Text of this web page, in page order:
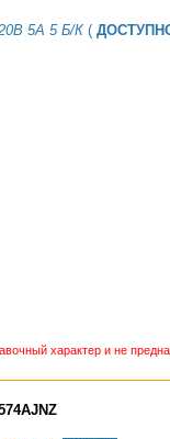
5А 5 Б/К(
характер и не